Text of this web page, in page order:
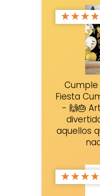
★★★★
Cumple
Fiesta
- 🙌🎂
aquellos
★★★★